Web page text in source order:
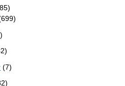
(7)